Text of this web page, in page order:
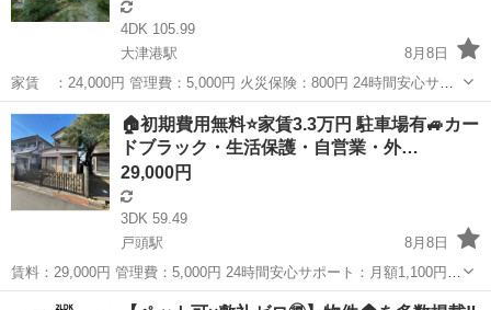
4DK 105.99
大津港駅
8月8日
家賃 ：24,000円 管理費：5,000円 火災保険：800円 24時間安心サポ
ート：1,100円 【🐤初期費用完全無料🐤】 仲介手数料 ：0円 敷
金 ：0円 礼金 ：0円 日割り家賃...
茨城 北茨城市 大津港駅 一戸建て 初期
🏠初期費用無料⭐家賃3.3万円 駐車場有🚙カー
ドブラック・生活保護・自営業・外…
29,000円
3DK 59.49
戸頭駅
8月8日
賃料：29,000円 管理費：5,000円 24時間安心サポート：月額1,100円
火災保険料：月額800円 【🐤初期費用無料🐤】 仲介手数料 ：0
つくばみらい市 戸頭駅 一戸建て